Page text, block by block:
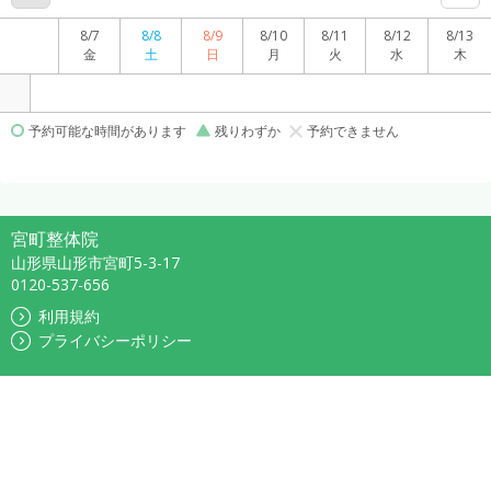
8/7
金
8/8
土
8/9
日
8/10
月
8/11
火
8/12
水
8/13
木
予約可能な時間があります 残りわずか 予約できません
宮町整体院
山形県山形市宮町5-3-17
0120-537-656
利用規約
プライバシーポリシー